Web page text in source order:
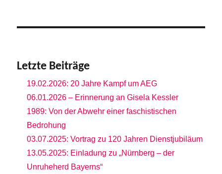
Letzte Beiträge
19.02.2026: 20 Jahre Kampf um AEG
06.01.2026 – Erinnerung an Gisela Kessler
1989: Von der Abwehr einer faschistischen
Bedrohung
03.07.2025: Vortrag zu 120 Jahren Dienstjubiläum
13.05.2025: Einladung zu „Nürnberg – der
Unruheherd Bayerns“